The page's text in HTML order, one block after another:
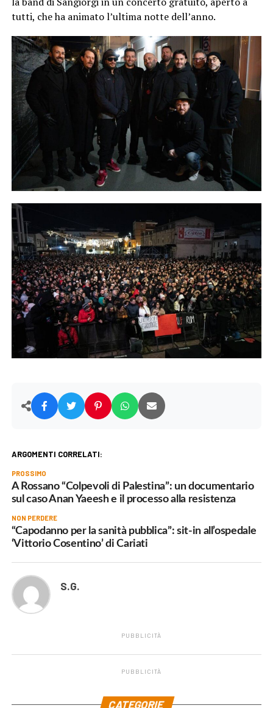
tutti, che ha animato l’ultima notte dell’anno.
ARGOMENTI CORRELATI:
PROSSIMO
A Rossano “Colpevoli di Palestina”: un documentario
sul caso Anan Yaeesh e il processo alla resistenza
NON PERDERE
“Capodanno per la sanità pubblica”: sit-in all’ospedale
‘Vittorio Cosentino’ di Cariati
S.G.
PUBBLICITÀ
PUBBLICITÀ
CATEGORIE